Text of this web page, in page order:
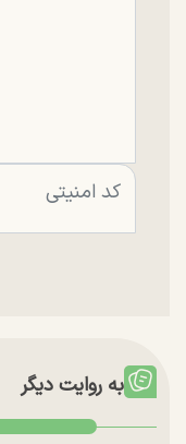
به روایت دیگر